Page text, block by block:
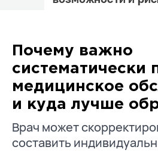
Почему важно
систематически
медицинское
и куда лучше
Врач может
составить